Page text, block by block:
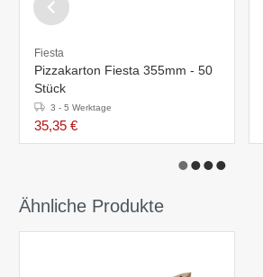
Fiesta
Pizzakarton Fiesta 355mm - 50
Stück
3 - 5 Werktage
35,35 €
Ähnliche Produkte